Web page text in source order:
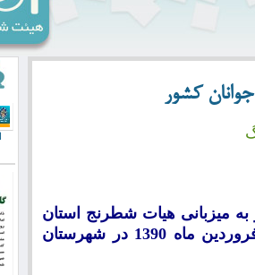
کشور
زیر 20 سال کشور به میزبانی هیات شطرنج استان
سیستان و بلوچستان از تاریخ 20 لغایت 26 فروردین ماه 1390 در شهرستان